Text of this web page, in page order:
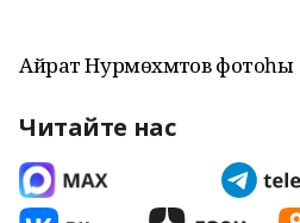
Айрат Нурмөхәмәтов фотоһы
Читайте нас